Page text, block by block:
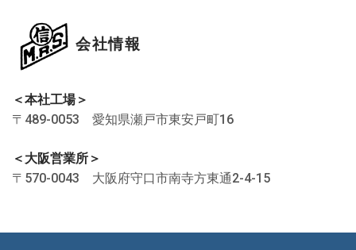
会社情報
＜本社工場＞
〒489-0053 愛知県瀬戸市東安戸町16
＜大阪営業所＞
〒570-0043 大阪府守口市南寺方東通2-4-15